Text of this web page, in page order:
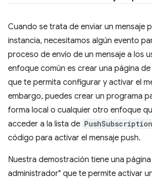
Cuando se trata de enviar un mensaje
instancia, necesitamos algún evento
proceso de envío de un mensaje a los
enfoque común es crear una página
que te permita configurar y activar el
embargo, puedes crear un programa
forma local o cualquier otro enfoque
acceder a la lista de PushSubscription
código para activar el mensaje push.
Nuestra demostración tiene una
administrador" que te permite activar